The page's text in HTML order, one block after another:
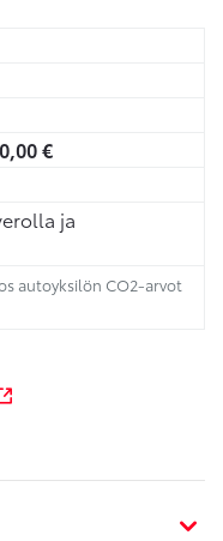
€
ja
autoyksilön CO2-arvot